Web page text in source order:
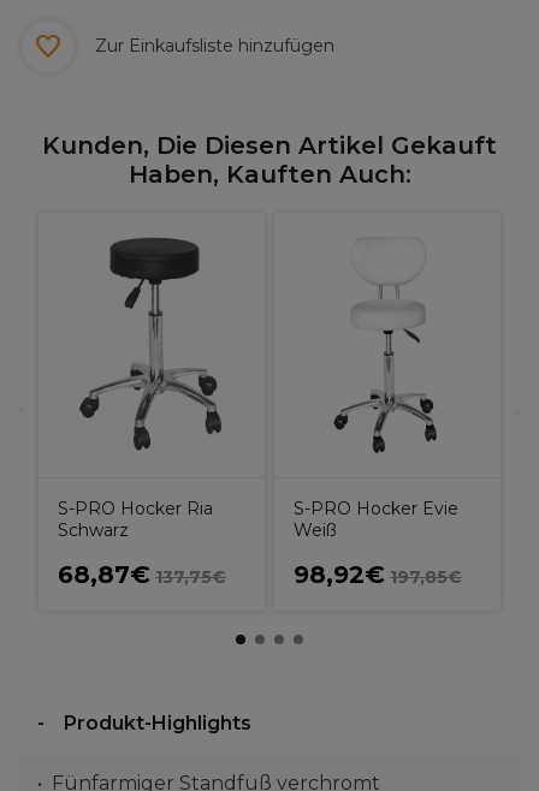
Zur Einkaufsliste hinzufügen
Kunden, Die Diesen Artikel Gekauft
Haben, Kauften Auch:
S-PRO Hocker Ria
Schwarz
68,87€ 137,75€
S-PRO Hocker Evie
Weiß
98,92€ 197,85€
Produkt-Highlights
Fünfarmiger Standfuß verchromt